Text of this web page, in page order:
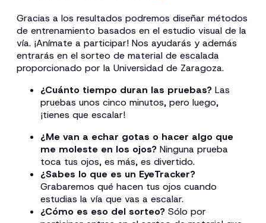
Gracias a los resultados podremos diseñar métodos
de entrenamiento basados en el estudio visual de la
vía. ¡Anímate a participar! Nos ayudarás y además
entrarás en el sorteo de material de escalada
proporcionado por la Universidad de Zaragoza.
¿Cuánto tiempo duran las pruebas? Las
pruebas unos cinco minutos, pero luego,
¡tienes que escalar!
¿Me van a echar gotas o hacer algo que
me moleste en los ojos? Ninguna prueba
toca tus ojos, es más, es divertido.
¿Sabes lo que es un EyeTracker?
Grabaremos qué hacen tus ojos cuando
estudias la vía que vas a escalar.
¿Cómo es eso del sorteo? Sólo por